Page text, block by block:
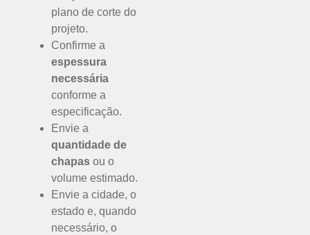
plano de corte do
projeto.
Confirme a
espessura
necessária
conforme a
especificação.
Envie a
quantidade de
chapas ou o
volume estimado.
Envie a cidade, o
estado e, quando
necessário, o